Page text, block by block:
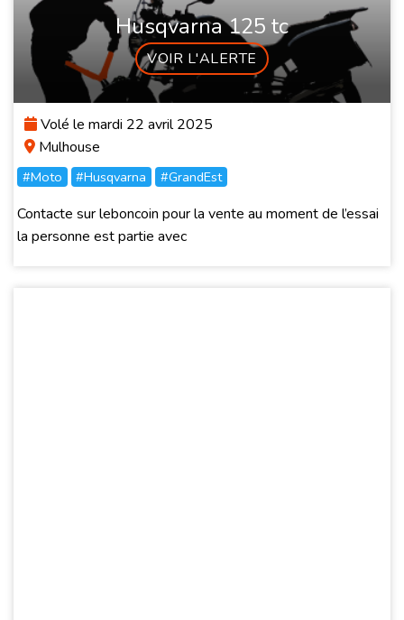
Husqvarna 125 tc
VOIR L'ALERTE
Volé le mardi 22 avril 2025
Mulhouse
#Moto #Husqvarna #GrandEst
Contacte sur leboncoin pour la vente au moment de l’essai
la personne est partie avec